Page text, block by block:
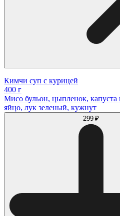
Кимчи суп с курицей
400 г
Мисо бульон, цыпленок,
яйцо, лук зеленый, кужнут
299 ₽